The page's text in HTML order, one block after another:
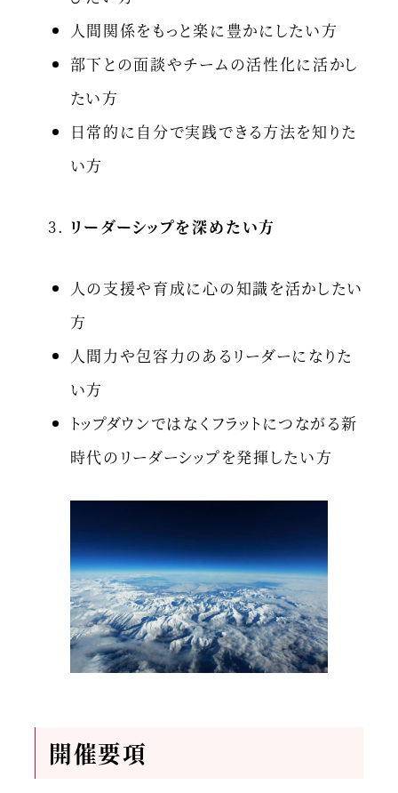
人間関係をもっと楽に豊かにしたい方
部下との面談やチームの活性化に活かし
たい方
日常的に自分で実践できる方法を知りた
い方
リーダーシップを深めたい方
人の支援や育成に心の知識を活かしたい
方
人間力や包容力のあるリーダーになりた
い方
トップダウンではなくフラットにつながる新
時代のリーダーシップを発揮したい方
開催要項